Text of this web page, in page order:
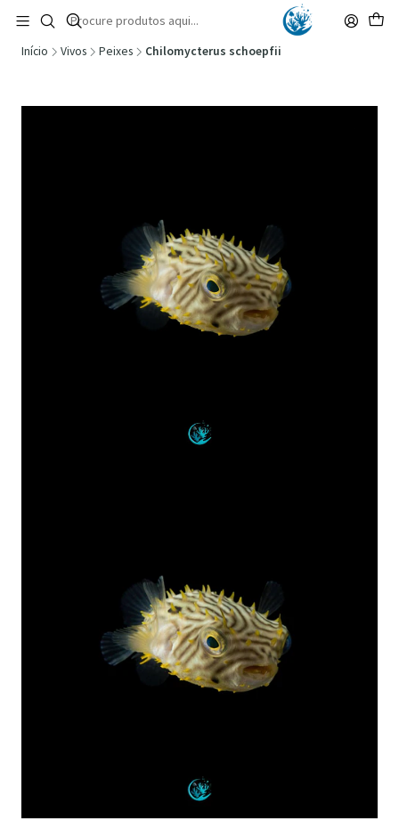
🚚 Portugal Continental: Portes Grátis desde 149,90€ (Envio extresso: 14,90€)
Ler mais
Início Vivos Peixes Chilomycterus schoepfii